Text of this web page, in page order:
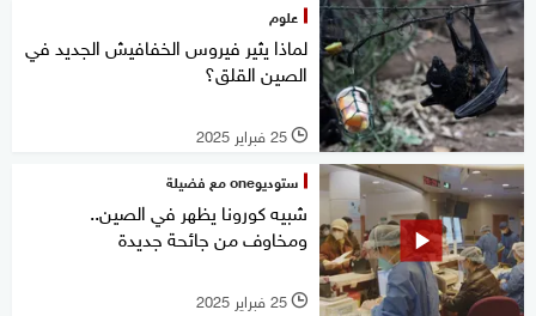
علوم
لماذا يثير فيروس الخفافيش الجديد في
الصين القلق؟
l 25 فبراير 2025
ستوديوone مع فضيلة
شبيه كورونا يظهر في الصين..
ومخاوف من جائحة جديدة
l 25 فبراير 2025